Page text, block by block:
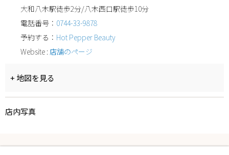
大和八木駅徒歩2分/八木西口駅徒歩10分
電話番号： 0744-33-9878
予約する： Hot Pepper Beauty
Website : 店舗のページ
+ 地図を見る
店内写真